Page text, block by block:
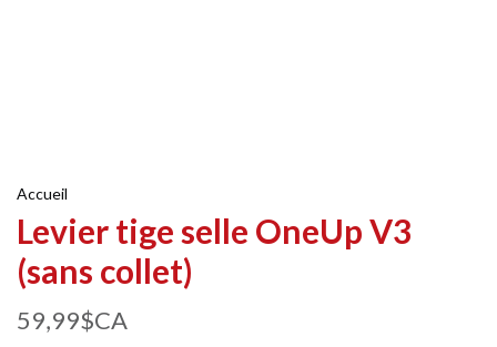
Accueil
Levier tige selle OneUp V3
(sans collet)
59,99$CA